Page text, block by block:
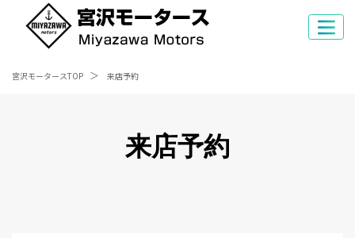
宮沢モータースTOP 来店予約
来店予約